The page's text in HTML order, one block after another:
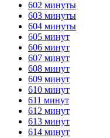
HANDY TIMERS
602 минуты
603 минуты
604 минуты
605 минут
606 минут
607 минут
608 минут
609 минут
610 минут
611 минут
612 минут
613 минут
614 минут